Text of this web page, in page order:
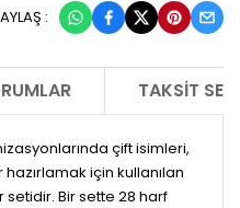
:
TAKSIT
çift isimleri,
için kullanılan
Bir sette 28 harf